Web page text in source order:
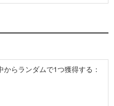
らランダムで1つ獲得する：